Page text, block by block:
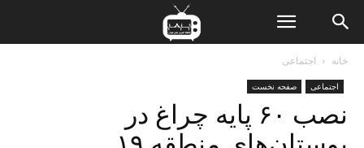
خانه اجتماعی
اجتماعی صفحه نخست
نصب ۶۰ پایه چراغ در